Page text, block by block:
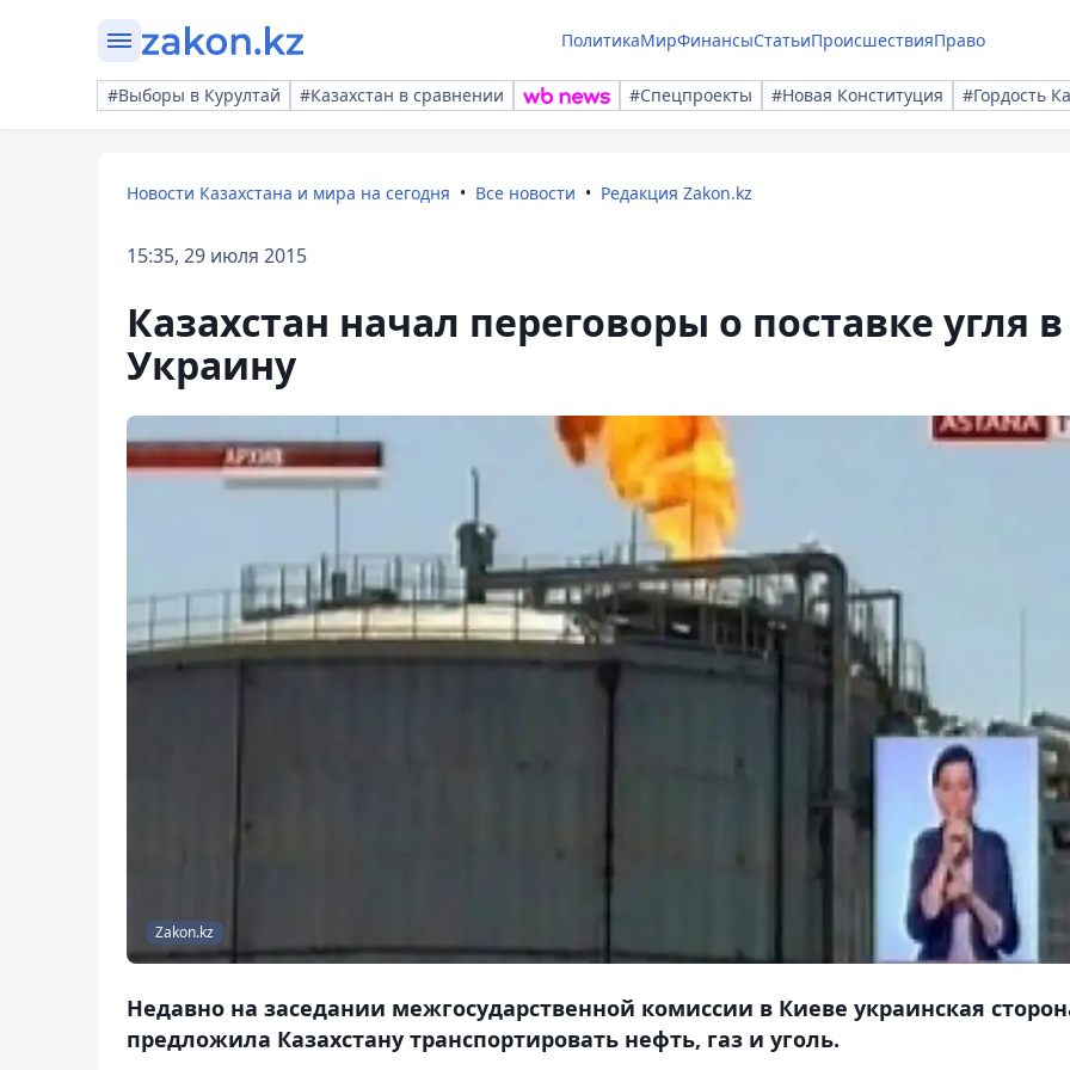
ПолитикаМирФинансыСтатьиПроисшествияПраво
#Выборы в Курултай #Казахстан в сравнении #Спецпроекты #Новая Конституция #Гордость
Новости Казахстана и мира на сегодня Все новости Редакция Zakon.kz
15:35, 29 июля 2015
Казахстан начал переговоры о поставке угля в
Украину
Zakon.kz
Недавно на заседании межгосударственной комиссии в Киеве украинская
предложила Казахстану транспортировать нефть, газ и уголь.